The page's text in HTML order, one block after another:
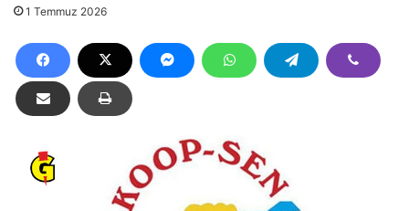
1 Temmuz 2026